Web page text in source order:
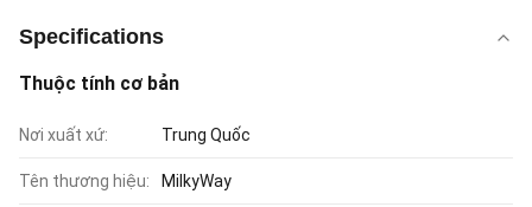
Specifications
Thuộc tính cơ bản
Nơi xuất xứ: Trung Quốc
Tên thương hiệu: MilkyWay